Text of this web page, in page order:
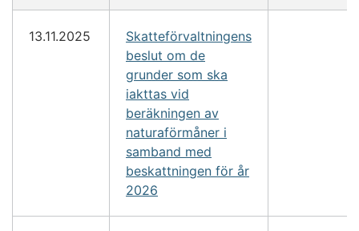
13.11.2025
Skatteförvaltningens
beslut om de
grunder som ska
iakttas vid
beräkningen av
naturaförmåner i
samband med
beskattningen för år
2026